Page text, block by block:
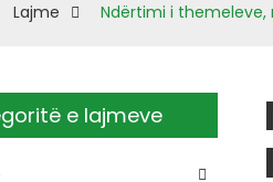
Lajme Ndërtimi i themeleve,
e lajmeve